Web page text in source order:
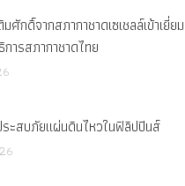
ศักดิ์จากสภากาชาดเซเชลล์เข้าเยี่ยม
การสภากาชาดไทย
ระสบภัยแผ่นดินไหวในฟิลิปปินส์